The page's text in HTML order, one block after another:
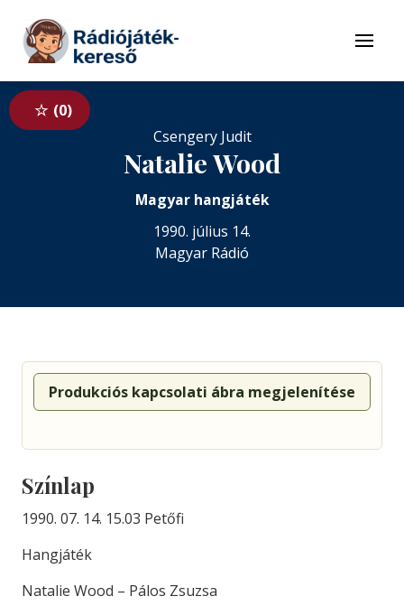
Tovább a tartalomhoz
Menü
0
Csengery Judit
Natalie Wood
Magyar hangjáték
1990. július 14.
Magyar Rádió
Produkciós kapcsolati ábra megjelenítése
Színlap
1990. 07. 14. 15.03 Petőfi
Hangjáték
Natalie Wood – Pálos Zsuzsa